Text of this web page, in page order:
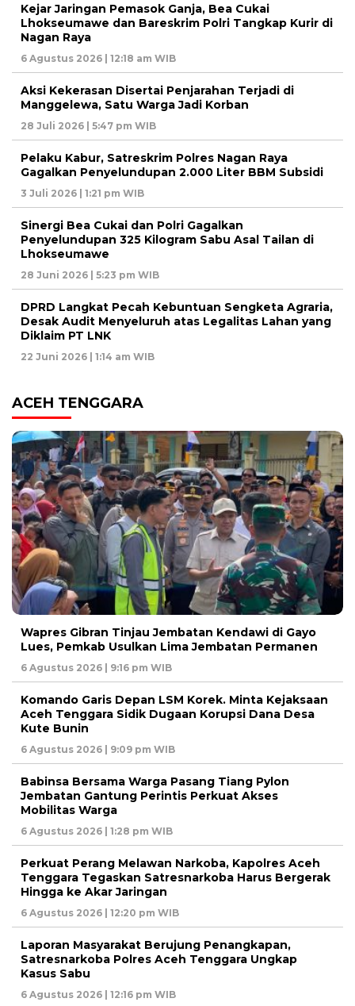
Kejar Jaringan Pemasok Ganja, Bea Cukai
Lhokseumawe dan Bareskrim Polri Tangkap Kurir di
Nagan Raya
6 Agustus 2026 | 12:18 am WIB
Aksi Kekerasan Disertai Penjarahan Terjadi di
Manggelewa, Satu Warga Jadi Korban
28 Juli 2026 | 5:47 pm WIB
Pelaku Kabur, Satreskrim Polres Nagan Raya
Gagalkan Penyelundupan 2.000 Liter BBM Subsidi
3 Juli 2026 | 1:21 pm WIB
Sinergi Bea Cukai dan Polri Gagalkan
Penyelundupan 325 Kilogram Sabu Asal Tailan di
Lhokseumawe
28 Juni 2026 | 5:23 pm WIB
DPRD Langkat Pecah Kebuntuan Sengketa Agraria,
Desak Audit Menyeluruh atas Legalitas Lahan yang
Diklaim PT LNK
22 Juni 2026 | 1:14 am WIB
ACEH TENGGARA
Wapres Gibran Tinjau Jembatan Kendawi di Gayo
Lues, Pemkab Usulkan Lima Jembatan Permanen
6 Agustus 2026 | 9:16 pm WIB
Komando Garis Depan LSM Korek. Minta Kejaksaan
Aceh Tenggara Sidik Dugaan Korupsi Dana Desa
Kute Bunin
6 Agustus 2026 | 9:09 pm WIB
Babinsa Bersama Warga Pasang Tiang Pylon
Jembatan Gantung Perintis Perkuat Akses
Mobilitas Warga
6 Agustus 2026 | 1:28 pm WIB
Perkuat Perang Melawan Narkoba, Kapolres Aceh
Tenggara Tegaskan Satresnarkoba Harus Bergerak
Hingga ke Akar Jaringan
6 Agustus 2026 | 12:20 pm WIB
Laporan Masyarakat Berujung Penangkapan,
Satresnarkoba Polres Aceh Tenggara Ungkap
Kasus Sabu
6 Agustus 2026 | 12:16 pm WIB